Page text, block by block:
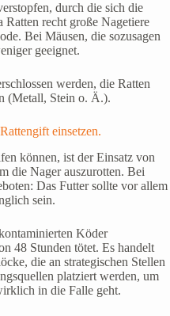
durch die sich die
recht große Nagetiere
Bei Mäusen, die sozusagen
geeignet.
werden, die Ratten
(Metall, Stein o. Ä.).
einsetzen.
können, ist der Einsatz von
die Nager auszurotten. Bei
Das Futter sollte vor allem
sein.
Köder
48 Stunden tötet. Es handelt
die an strategischen Stellen
platziert werden, um
in die Falle geht.